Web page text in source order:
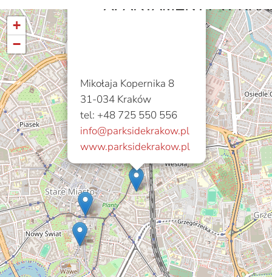
Mikołaja Kopernika 8
31-034 Kraków
tel: +48 725 550 556
info@parksidekrakow.pl
www.parksidekrakow.pl
+
−